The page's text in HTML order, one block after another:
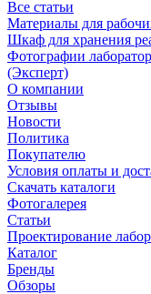
Все статьи
Материалы для
Шкаф для хранения
Фотографии
(Эксперт)
О компании
Отзывы
Новости
Политика
Покупателю
Условия оплаты и
Скачать каталоги
Фотогалерея
Статьи
Проектирование
Каталог
Бренды
Обзоры